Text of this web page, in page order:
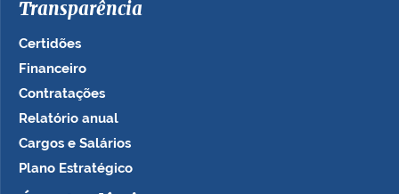
Transparência
Certidões
Financeiro
Contratações
Relatório anual
Cargos e Salários
Plano Estratégico